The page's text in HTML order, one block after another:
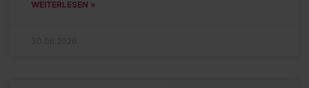
WEITERLESEN »